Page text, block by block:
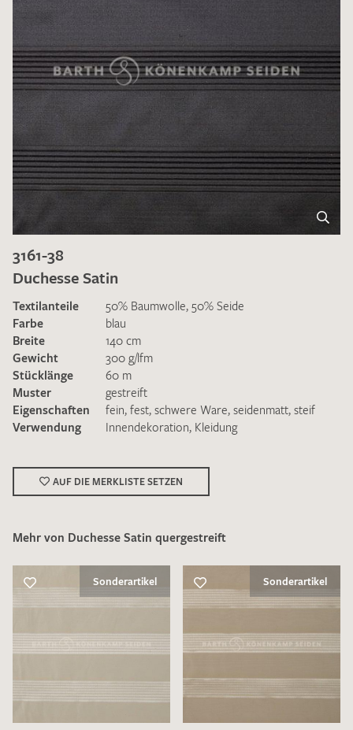
Ich bin damit einverstanden, dass meine angegebenen Daten
zur Beantwortung meiner Musteranfrage genutzt werden.
DieDatenschutzbestimmungenhabe ich zur Kenntnis
MUSTERANFRAGE SENDEN
3161-38
Duchesse Satin
Textilanteile
50% Baumwolle, 50% Seide
Farbe
blau
Breite
140 cm
Gewicht
300 g/lfm
Stücklänge
60 m
Muster
gestreift
Eigenschaften
fein, fest, schwere Ware, seidenmatt, steif
Verwendung
Innendekoration, Kleidung
AUF DIE MERKLISTE SETZEN
Mehr von Duchesse Satin quergestreift
Sonderartikel Sonderartikel